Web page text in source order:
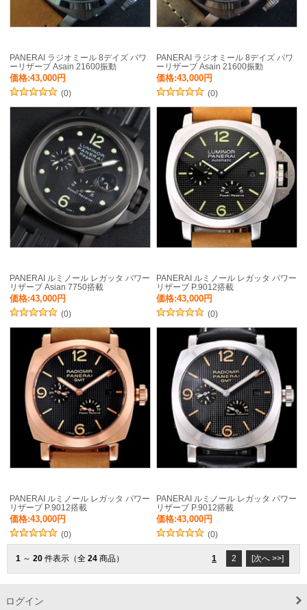
PANERAI ラジオミール 8デイズ パワ
ーリザーブ Asain 21600振動
価格:43,000円
(0)
PANERAI ラジオミール 8デイズ パワ
ーリザーブ Asain 21600振動
価格:43,000円
(0)
PANERAI ルミノール レガッタ パワー
リザーブ Asian 7750搭載
価格:43,000円
(0)
PANERAI ルミノール レガッタ パワー
リザーブ P.9012搭載
価格:43,000円
(0)
PANERAI ルミノール レガッタ パワー
リザーブ P.9012搭載
価格:43,000円
(0)
PANERAI ルミノール レガッタ パワー
リザーブ P.9012搭載
価格:43,000円
(0)
1 ～ 20 件表示（全 24 商品） 1 2 [次へ >>]
ログイン